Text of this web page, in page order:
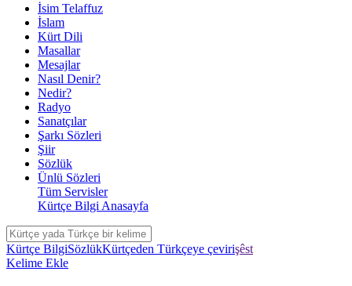
İsim Telaffuz
İslam
Kürt Dili
Masallar
Mesajlar
Nasıl Denir?
Nedir?
Radyo
Sanatçılar
Şarkı Sözleri
Şiir
Sözlük
Ünlü Sözleri
Tüm Servisler
Kürtçe Bilgi Anasayfa
Kürtçe BilgiSözlükKürtçeden Türkçeye çevirişêst
Kelime Ekle